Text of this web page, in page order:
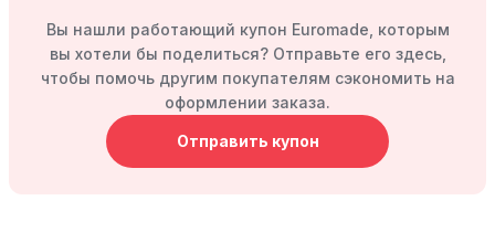
Вы нашли работающий купон Euromade, которым
вы хотели бы поделиться? Отправьте его здесь,
чтобы помочь другим покупателям сэкономить на
оформлении заказа.
Отправить купон